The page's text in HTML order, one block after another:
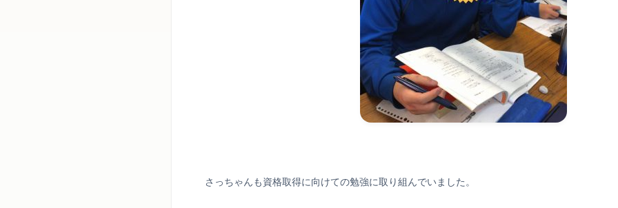
さっちゃんも資格取得に向けての勉強に取り組んでいました。